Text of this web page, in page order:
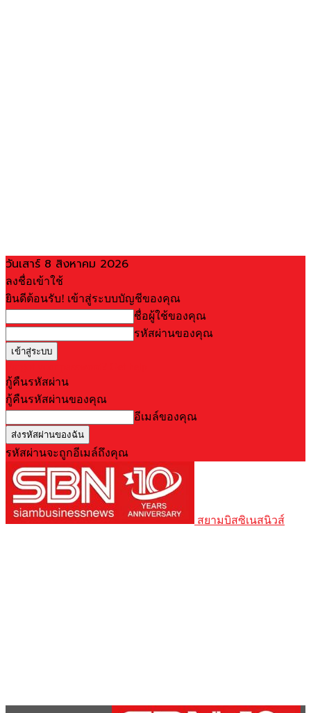
วันเสาร์ 8 สิงหาคม 2026
ลงชื่อเข้าใช้
ยินดีต้อนรับ! เข้าสู่ระบบบัญชีของคุณ
ชื่อผู้ใช้ของคุณ
รหัสผ่านของคุณ
กู้คืนรหัสผ่าน
กู้คืนรหัสผ่านของคุณ
อีเมล์ของคุณ
รหัสผ่านจะถูกอีเมล์ถึงคุณ
สยามบิสซิเนสนิวส์